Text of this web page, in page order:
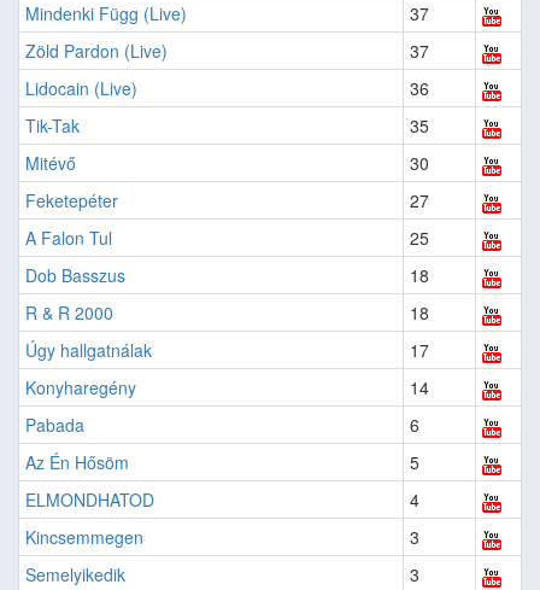
Mindenki Függ (Live)
37
Zöld Pardon (Live)
37
Lidocain (Live)
36
Tik-Tak
35
Mitévő
30
Feketepéter
27
A Falon Tul
25
Dob Basszus
18
R & R 2000
18
Úgy hallgatnálak
17
Konyharegény
14
Pabada
6
Az Én Hősöm
5
ELMONDHATOD
4
Kincsemmegen
3
Semelyikedik
3